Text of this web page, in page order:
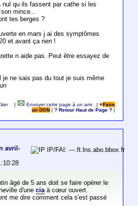
nul qu ils fassent par cathe si les
mince...
tes berges ?
en mars j ai des symptômes
et avant ça rien !
n aide pas. Peut être essayez de
je ne sais pas du tout je suis même
Envoyer cette page à un ami |
Faire
un DON
|? Retour Haut de Page ?
avril-
IP/FAI: ---.ft.lns.abo.bbox.fr
âgé de 5 ans doit se faire opérer le
d'une ciaà cœur ouvert.
me dire comment cela s'est passé